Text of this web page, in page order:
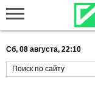
Сб, 08 августа, 22:10